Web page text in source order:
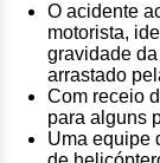
O acidente
motorista,
gravidade
arrastado
Com receio
para alguns
Uma equipe